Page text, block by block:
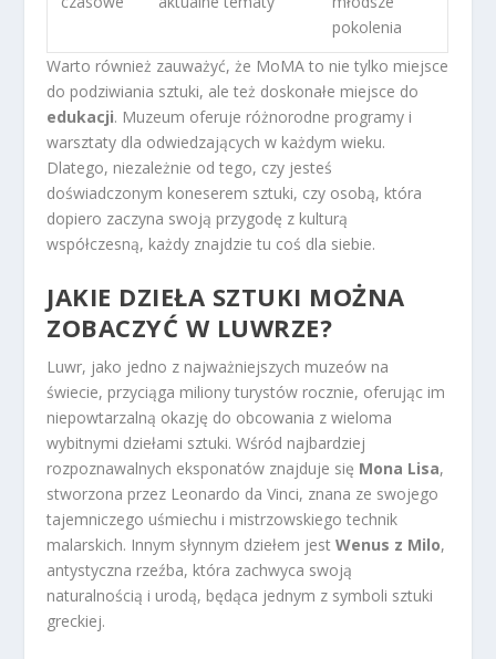
pokolenia
Warto również zauważyć, że MoMA to nie tylko miejsce
do podziwiania sztuki, ale też doskonałe miejsce do
edukacji. Muzeum oferuje różnorodne programy i
warsztaty dla odwiedzających w każdym wieku.
Dlatego, niezależnie od tego, czy jesteś
doświadczonym koneserem sztuki, czy osobą, która
dopiero zaczyna swoją przygodę z kulturą
współczesną, każdy znajdzie tu coś dla siebie.
JAKIE DZIEŁA SZTUKI MOŻNA
ZOBACZYĆ W LUWRZE?
Luwr, jako jedno z najważniejszych muzeów na
świecie, przyciąga miliony turystów rocznie, oferując im
niepowtarzalną okazję do obcowania z wieloma
wybitnymi dziełami sztuki. Wśród najbardziej
rozpoznawalnych eksponatów znajduje się Mona Lisa,
stworzona przez Leonardo da Vinci, znana ze swojego
tajemniczego uśmiechu i mistrzowskiego technik
malarskich. Innym słynnym dziełem jestWenus z Milo,
antystyczna rzeźba, która zachwyca swoją
naturalnością i urodą, będąca jednym z symboli sztuki
greckiej.